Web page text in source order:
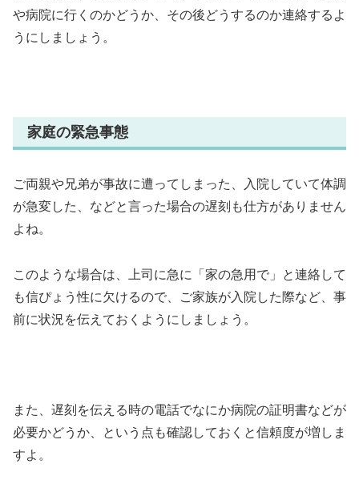
や病院に行くのかどうか、その後どうするのか連絡するよ
うにしましょう。
家庭の緊急事態
ご両親や兄弟が事故に遭ってしまった、入院していて体調
が急変した、などと言った場合の遅刻も仕方がありません
よね。
このような場合は、上司に急に「家の急用で」と連絡して
も信ぴょう性に欠けるので、ご家族が入院した際など、事
前に状況を伝えておくようにしましょう。
また、遅刻を伝える時の電話でなにか病院の証明書などが
必要かどうか、という点も確認しておくと信頼度が増しま
すよ。